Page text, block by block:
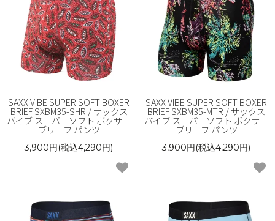
SAXX VIBE SUPER SOFT BOXER
BRIEF SXBM35-SHR / サックス
バイブ スーパーソフト ボクサー
ブリーフ パンツ
3,900円(税込4,290円)
SAXX VIBE SUPER SOFT BOXER
BRIEF SXBM35-MTR / サックス
バイブ スーパーソフト ボクサー
ブリーフ パンツ
3,900円(税込4,290円)